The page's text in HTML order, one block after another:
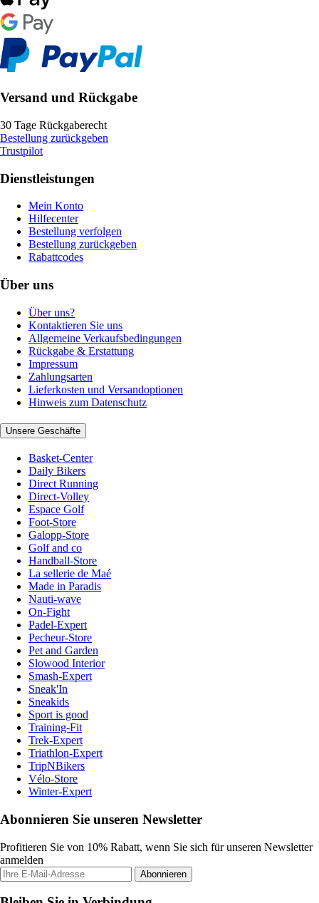
Versand und Rückgabe
30 Tage Rückgaberecht
Bestellung zurückgeben
Trustpilot
Dienstleistungen
Mein Konto
Hilfecenter
Bestellung verfolgen
Bestellung zurückgeben
Rabattcodes
Über uns
Über uns?
Kontaktieren Sie uns
Allgemeine Verkaufsbedingungen
Rückgabe & Erstattung
Impressum
Zahlungsarten
Lieferkosten und Versandoptionen
Hinweis zum Datenschutz
Unsere Geschäfte
Basket-Center
Daily Bikers
Direct Running
Direct-Volley
Espace Golf
Foot-Store
Galopp-Store
Golf and co
Handball-Store
La sellerie de Maé
Made in Paradis
Nauti-wave
On-Fight
Padel-Expert
Pecheur-Store
Pet and Garden
Slowood Interior
Smash-Expert
Sneak'In
Sneakids
Sport is good
Training-Fit
Trek-Expert
Triathlon-Expert
TripNBikers
Vélo-Store
Winter-Expert
Abonnieren Sie unseren Newsletter
Profitieren Sie von 10% Rabatt, wenn Sie sich für unseren Newsletter
anmelden
Abonnieren